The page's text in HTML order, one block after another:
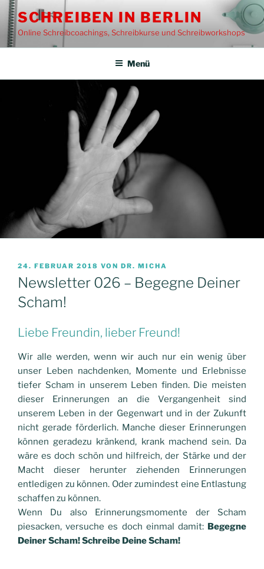
Zum
Inhalt
springen
SCHREIBEN IN BERLIN
Online Schreibcoachings, Schreibkurse und Schreibworkshops
Menü
VERÖFFENTLICHT
AM
24. FEBRUAR 2018 VON DR. MICHA
Newsletter 026 – Begegne Deiner
Scham!
Liebe Freundin, lieber Freund!
Wir alle werden, wenn wir auch nur ein wenig über
unser Leben nachdenken, Momente und Erlebnisse
tiefer Scham in unserem Leben finden. Die meisten
dieser Erinnerungen an die Vergangenheit sind
unserem Leben in der Gegenwart und in der Zukunft
nicht gerade förderlich. Manche dieser Erinnerungen
können geradezu kränkend, krank machend sein. Da
wäre es doch schön und hilfreich, der Stärke und der
Macht dieser herunter ziehenden Erinnerungen
entledigen zu können. Oder zumindest eine Entlastung
schaffen zu können.
Wenn Du also Erinnerungsmomente der Scham
piesacken, versuche es doch einmal damit: Begegne
Deiner Scham! Schreibe Deine Scham!